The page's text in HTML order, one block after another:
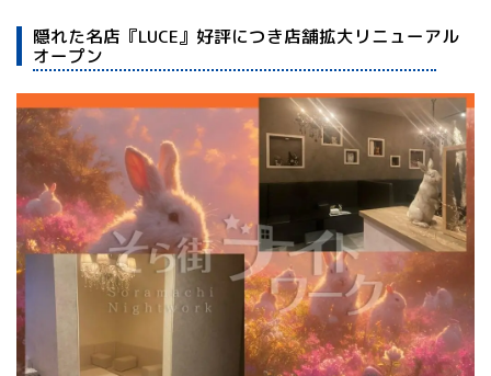
隠れた名店『LUCE』好評につき店舗拡大リニューアル
オープン